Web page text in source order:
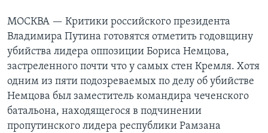
МОСКВА — Критики российского президента
Владимира Путина готовятся отметить годовщину
убийства лидера оппозиции Бориса Немцова,
застреленного почти что у самых стен Кремля. Хотя
одним из пяти подозреваемых по делу об убийстве
Немцова был заместитель командира чеченского
батальона, находящегося в подчинении
пропутинского лидера республики Рамзана